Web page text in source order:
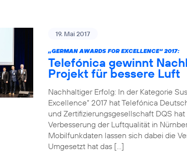
19. Mai 2017
„GERMAN AWARDS FOR EXCELLENCE“ 2017:
Telefónica gewinnt
Projekt für bessere Luft
Nachhaltiger Erfolg: In der Kategorie
Excellence“ 2017 hat Telefónica
und Zertifizierungsgesellschaft DQS
Verbesserung der Luftqualität in
Mobilfunkdaten lassen sich dabei die
Umgesetzt hat das […]